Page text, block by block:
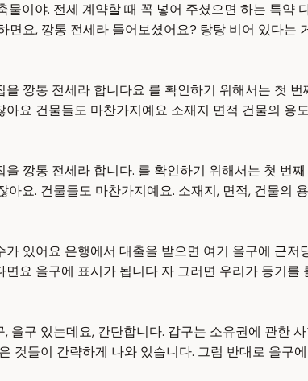
물이야. 전세 계약할 때 꼭 넣어 주셨으면 하는 특
면요, 깡통 전세라 들어보셨어요? 탕탕 비어 있다는
깡통 전세라 합니다요 를 확인하기 위해서는 첫
요 건물들도 마찬가지예요 소재지 면적 건물의 용
깡통 전세라 합니다. 를 확인하기 위해서는 첫 번
아요. 건물들도 마찬가지예요. 소재지, 면적, 건물의
있어요 은행에서 대출을 받으면 여기 을구에 근
요 을구에 표시가 됩니다 자 그러면 우리가 등기를
을구 있는데요, 간단합니다. 갑구는 소유권에 관한
것들이 간략하게 나와 있습니다. 그럼 반대로 을구